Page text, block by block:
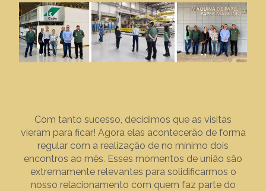
Com tanto sucesso, decidimos que as visitas
vieram para ficar! Agora elas acontecerão de forma
regular com a realização de no mínimo dois
encontros ao mês. Esses momentos de união são
extremamente relevantes para solidificarmos o
nosso relacionamento com quem faz parte do